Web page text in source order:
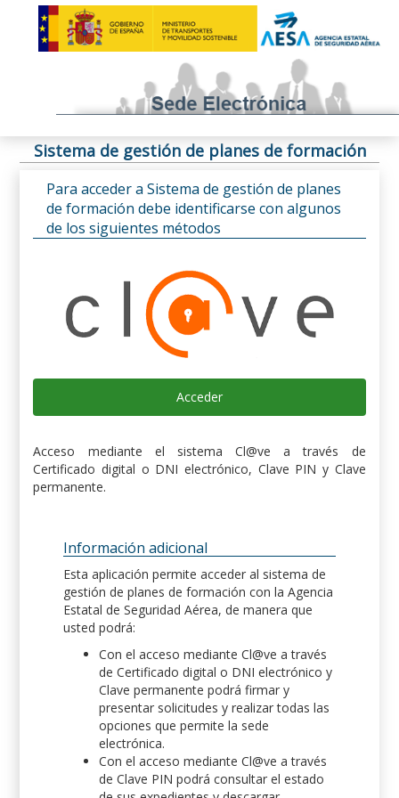
Sistema de gestión de planes de formación
Para acceder a Sistema de gestión de planes
de formación debe identificarse con algunos
de los siguientes métodos
Acceder
Acceso mediante el sistema Cl@ve a través de
Certificado digital o DNI electrónico, Clave PIN y Clave
permanente.
Información adicional
Esta aplicación permite acceder al sistema de
gestión de planes de formación con la Agencia
Estatal de Seguridad Aérea, de manera que
usted podrá:
Con el acceso mediante Cl@ve a través
de Certificado digital o DNI electrónico y
Clave permanente podrá firmar y
presentar solicitudes y realizar todas las
opciones que permite la sede
electrónica.
Con el acceso mediante Cl@ve a través
de Clave PIN podrá consultar el estado